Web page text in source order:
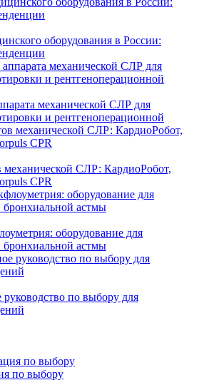
оборудования в России:
механической СЛР для
и рентгеноперационной
механической СЛР: КардиоРобот,
CPR
оборудование для
астмы
по выбору для
по выбору